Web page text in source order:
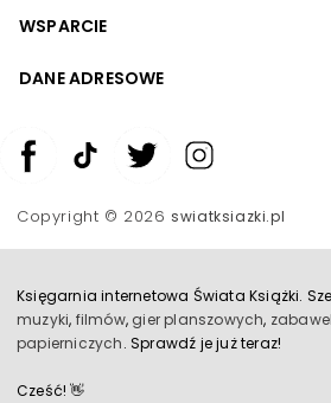
WSPARCIE
DANE ADRESOWE
Copyright © 2026swiatksiazki.pl
Księgarnia internetowa Świata Książki.
muzyki, filmów, gier planszowych,
papierniczych. Sprawdź je już teraz!
Cześć! 👋